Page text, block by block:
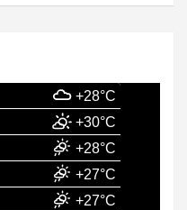
+28°C
+30°C
+28°C
+27°C
+27°C